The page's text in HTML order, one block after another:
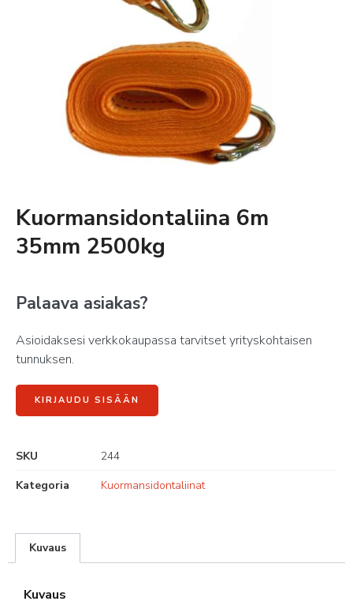
Kuormansidontaliina 6m
35mm 2500kg
Palaava asiakas?
Asioidaksesi verkkokaupassa tarvitset yrityskohtaisen
tunnuksen.
KIRJAUDU SISÄÄN
SKU
244
Kategoria
Kuormansidontaliinat
Kuvaus
Kuvaus